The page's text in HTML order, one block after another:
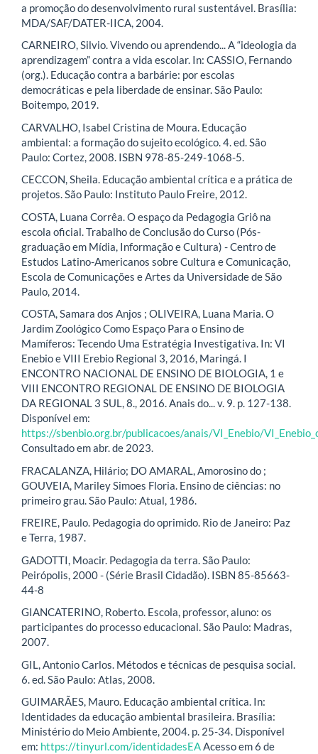
a promoção do desenvolvimento rural sustentável. Brasília:
MDA/SAF/DATER-IICA, 2004.
CARNEIRO, Silvio. Vivendo ou aprendendo... A “ideologia da
aprendizagem” contra a vida escolar. In: CASSIO, Fernando
(org.). Educação contra a barbárie: por escolas
democráticas e pela liberdade de ensinar. São Paulo:
Boitempo, 2019.
CARVALHO, Isabel Cristina de Moura. Educação
ambiental: a formação do sujeito ecológico. 4. ed. São
Paulo: Cortez, 2008. ISBN 978-85-249-1068-5.
CECCON, Sheila. Educação ambiental crítica e a prática de
projetos. São Paulo: Instituto Paulo Freire, 2012.
COSTA, Luana Corrêa. O espaço da Pedagogia Griô na
escola oficial. Trabalho de Conclusão do Curso (Pós-
graduação em Mídia, Informação e Cultura) - Centro de
Estudos Latino-Americanos sobre Cultura e Comunicação,
Escola de Comunicações e Artes da Universidade de São
Paulo, 2014.
COSTA, Samara dos Anjos ; OLIVEIRA, Luana Maria. O
Jardim Zoológico Como Espaço Para o Ensino de
Mamíferos: Tecendo Uma Estratégia Investigativa. In: VI
Enebio e VIII Erebio Regional 3, 2016, Maringá. I
ENCONTRO NACIONAL DE ENSINO DE BIOLOGIA, 1 e
VIII ENCONTRO REGIONAL DE ENSINO DE BIOLOGIA
DA REGIONAL 3 SUL, 8., 2016. Anais do... v. 9. p. 127-138.
Disponível em:
https://sbenbio.org.br/publicacoes/anais/VI_Enebio/
Consultado em abr. de 2023.
FRACALANZA, Hilário; DO AMARAL, Amorosino do ;
GOUVEIA, Mariley Simoes Floria. Ensino de ciências: no
primeiro grau. São Paulo: Atual, 1986.
FREIRE, Paulo. Pedagogia do oprimido. Rio de Janeiro: Paz
e Terra, 1987.
GADOTTI, Moacir. Pedagogia da terra. São Paulo:
Peirópolis, 2000 - (Série Brasil Cidadão). ISBN 85-85663-
44-8
GIANCATERINO, Roberto. Escola, professor, aluno: os
participantes do processo educacional. São Paulo: Madras,
2007.
GIL, Antonio Carlos. Métodos e técnicas de pesquisa social.
6. ed. São Paulo: Atlas, 2008.
GUIMARÃES, Mauro. Educação ambiental crítica. In:
Identidades da educação ambiental brasileira. Brasília:
Ministério do Meio Ambiente, 2004. p. 25-34. Disponível
em: https://tinyurl.com/identidadesEAAcesso em 6 de